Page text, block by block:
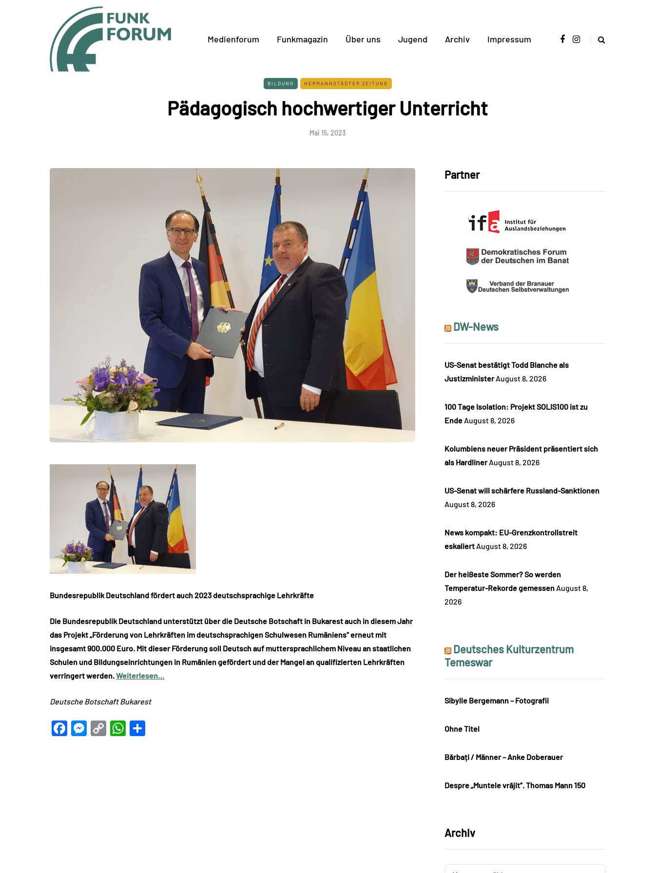
Medienforum Funkmagazin Über uns Jugend Archiv Impressum
BILDUNG HERMANNSTÄDTER ZEITUNG
Pädagogisch hochwertiger Unterricht
Mai 15, 2023
Bundesrepublik Deutschland fördert auch 2023 deutschsprachige Lehrkräfte
Die Bundesrepublik Deutschland unterstützt über die Deutsche Botschaft in Bukarest auch in diesem Jahr
das Projekt „Förderung von Lehrkräften im deutschsprachigen Schulwesen Rumäniens“ erneut mit
insgesamt 900.000 Euro. Mit dieser Förderung soll Deutsch auf muttersprachlichem Niveau an staatlichen
Schulen und Bildungseinrichtungen in Rumänien gefördert und der Mangel an qualifizierten Lehrkräften
verringert werden.Weiterlesen…
Deutsche Botschaft Bukarest
Facebook
Messenger
CopyWhatsApp
Partner
DW-News
US-Senat bestätigt Todd Blanche als
Justizminister August 8, 2026
100 Tage Isolation: Projekt SOLIS100 ist zu
Ende August 8, 2026
Kolumbiens neuer Präsident präsentiert sich
als Hardliner August 8, 2026
US-Senat will schärfere Russland-Sanktionen
August 8, 2026
News kompakt: EU-Grenzkontrollstreit
eskaliert August 8, 2026
Der heißeste Sommer? So werden
Temperatur-Rekorde gemessen August 8,
2026
Deutsches Kulturzentrum
Temeswar
Sibylle Bergemann – Fotografii
Ohne Titel
Bărbați / Männer – Anke Doberauer
Despre „Muntele vrăjit“. Thomas Mann 150
Archiv
Archiv
Archiv